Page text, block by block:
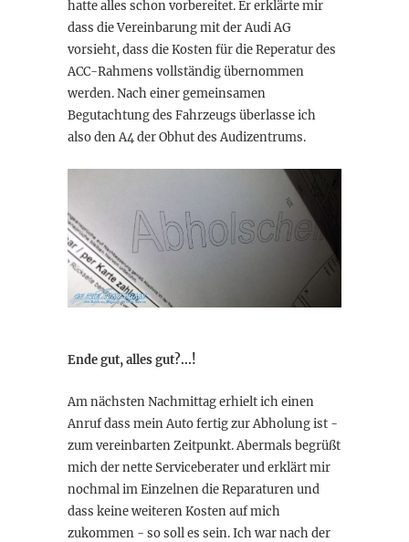
hatte alles schon vorbereitet. Er erklärte mir
dass die Vereinbarung mit der Audi AG
vorsieht, dass die Kosten für die Reperatur des
ACC-Rahmens vollständig übernommen
werden. Nach einer gemeinsamen
Begutachtung des Fahrzeugs überlasse ich
also den A4 der Obhut des Audizentrums.
Ende gut, alles gut?...!
Am nächsten Nachmittag erhielt ich einen
Anruf dass mein Auto fertig zur Abholung ist -
zum vereinbarten Zeitpunkt. Abermals begrüßt
mich der nette Serviceberater und erklärt mir
nochmal im Einzelnen die Reparaturen und
dass keine weiteren Kosten auf mich
zukommen - so soll es sein. Ich war nach der